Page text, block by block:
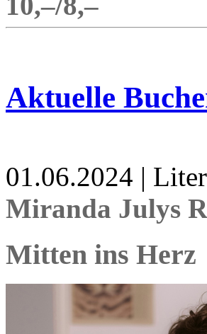
Aktuelle
01.06.2024 |
Miranda Julys
Mitten ins Herz